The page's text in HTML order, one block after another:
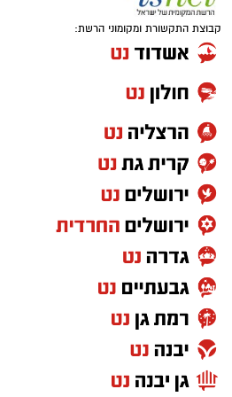
מסמל חוסר יציבות וחוסר
העמדה הברורה שהציג
שלועוררה תגובות חריפות
ביקורת על המצב הכלכלי
המשבר. גם היום, כשמדברים
הפערים בחברה, השיר מצליח
באופן קצת יותר מדי משכנע.
"שירת הסטיקר" – הדג נחש
שירים כאלו
לפני שהפוליטיקה הפכה
בפייסבוק, היו הסטיקרים על
הסטיקר" לקחה את שלל
הישראלי והפכה אותן לשיר
כיוון מגיע מסר אחר, וכל אחד
במילים אחרות: פחות או יותר
הישראלית.
קבוצת התקשורת ומקומוני הרשת: